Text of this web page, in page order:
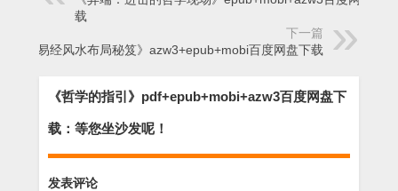
载
下一篇
《易经风水布局秘笈》azw3+epub+mobi百度网盘下载
《哲学的指引》pdf+epub+mobi+azw3百度网盘下
载：等您坐沙发呢！
发表评论